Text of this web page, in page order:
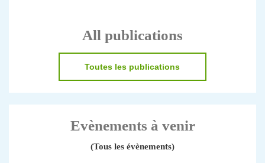
All publications
Toutes les publications
Evènements à venir
(Tous les évènements)